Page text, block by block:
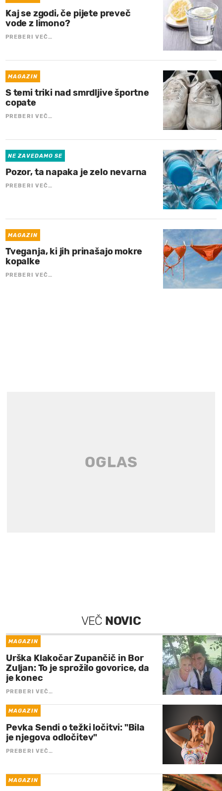
Kaj se zgodi, če pijete preveč
vode z limono?
PREBERI VEČ…
MAGAZIN
S temi triki nad smrdljive športne
copate
PREBERI VEČ…
NE ZAVEDAMO SE
Pozor, ta napaka je zelo nevarna
PREBERI VEČ…
MAGAZIN
Tveganja, ki jih prinašajo mokre
kopalke
PREBERI VEČ…
VEČ NOVIC
MAGAZIN
Urška Klakočar Zupančič in Bor
Zuljan: To je sprožilo govorice, da
je konec
PREBERI VEČ…
MAGAZIN
Pevka Sendi o težki ločitvi: "Bila
je njegova odločitev"
PREBERI VEČ…
MAGAZIN